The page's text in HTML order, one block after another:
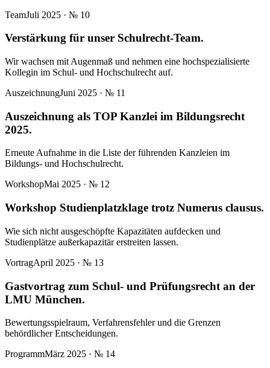
TeamJuli 2025 · № 10
Verstärkung für unser Schulrecht-Team.
Wir wachsen mit Augenmaß und nehmen eine hochspezialisierte
Kollegin im Schul- und Hochschulrecht auf.
AuszeichnungJuni 2025 · № 11
Auszeichnung als TOP Kanzlei im Bildungsrecht
2025.
Erneute Aufnahme in die Liste der führenden Kanzleien im
Bildungs- und Hochschulrecht.
WorkshopMai 2025 · № 12
Workshop Studienplatzklage trotz Numerus clausus.
Wie sich nicht ausgeschöpfte Kapazitäten aufdecken und
Studienplätze außerkapazitär erstreiten lassen.
VortragApril 2025 · № 13
Gastvortrag zum Schul- und Prüfungsrecht an der
LMU München.
Bewertungsspielraum, Verfahrensfehler und die Grenzen
behördlicher Entscheidungen.
ProgrammMärz 2025 · № 14